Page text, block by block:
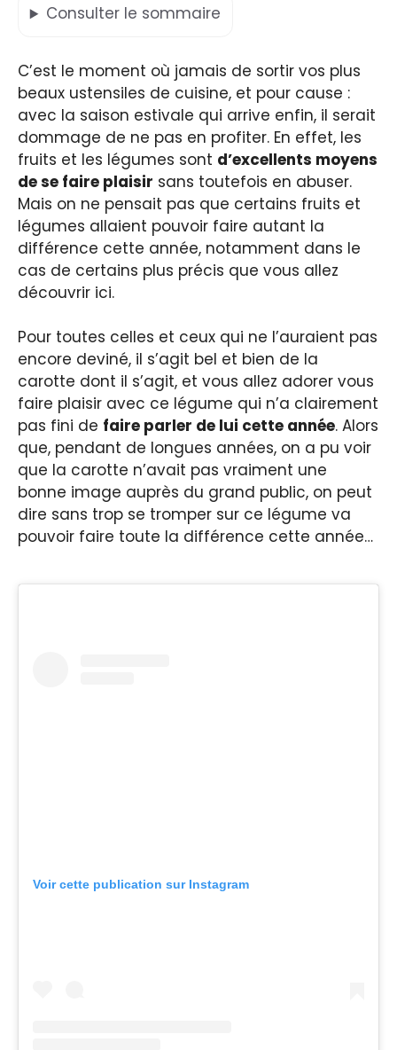
Consulter le sommaire
C’est le moment où jamais de sortir vos plus
beaux ustensiles de cuisine, et pour cause :
avec la saison estivale qui arrive enfin, il serait
dommage de ne pas en profiter. En effet, les
fruits et les légumes sont d’excellents moyens
de se faire plaisir sans toutefois en abuser.
Mais on ne pensait pas que certains fruits et
légumes allaient pouvoir faire autant la
différence cette année, notamment dans le
cas de certains plus précis que vous allez
découvrir ici.
Pour toutes celles et ceux qui ne l’auraient pas
encore deviné, il s’agit bel et bien de la
carotte dont il s’agit, et vous allez adorer vous
faire plaisir avec ce légume qui n’a clairement
pas fini de faire parler de lui cette année. Alors
que, pendant de longues années, on a pu voir
que la carotte n’avait pas vraiment une
bonne image auprès du grand public, on peut
dire sans trop se tromper sur ce légume va
pouvoir faire toute la différence cette année…
Voir cette publication sur Instagram